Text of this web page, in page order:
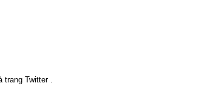
trang Twitter.